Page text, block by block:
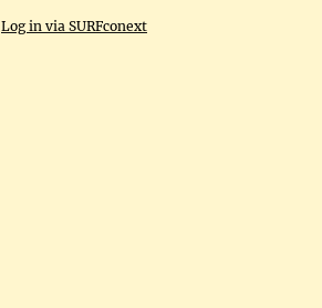
Log in via SURFconext